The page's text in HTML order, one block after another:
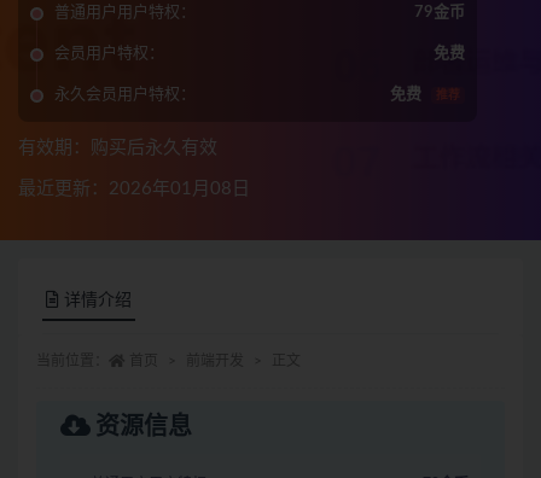
普通用户用户特权： 79金币
会员用户特权： 免费
永久会员用户特权： 免费 推荐
有效期：购买后永久有效
最近更新：2026年01月08日
详情介绍
资源信息